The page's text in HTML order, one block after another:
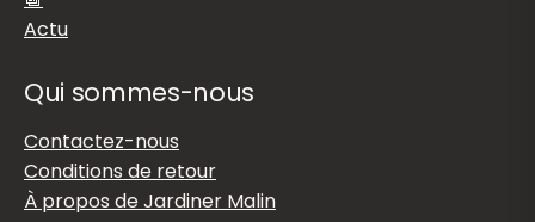
Actu
Qui sommes-nous
Contactez-nous
Conditions de retour
À propos de Jardiner Malin